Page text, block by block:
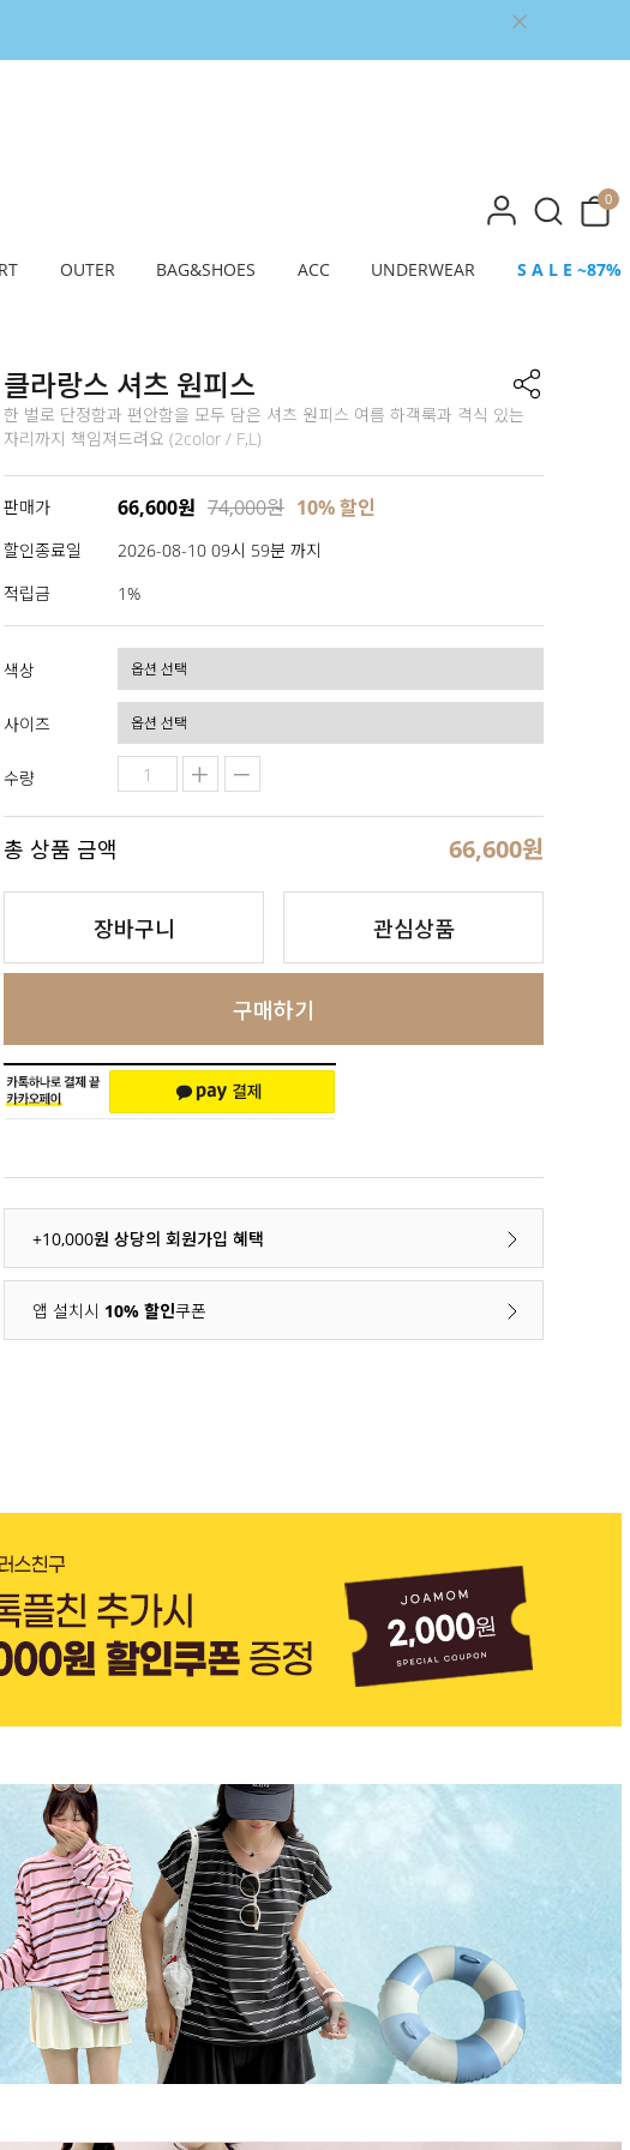
0
OUTER BAG&SHOES ACC UNDERWEAR S A L E ~87%
클라랑스 셔츠 원피스
한 벌로 단정함과 편안함을 모두 담은 셔츠 원피스 여름 하객룩과 격식 있는
자리까지 책임져드려요 (2color / F,L)
판매가 66,600원 74,000원 10% 할인
할인종료일
2026-08-10 09시 59분 까지
적립금
1%
색상
사이즈
수량
총 상품 금액 66,600원
장바구니 관심상품
구매하기
+10,000원 상당의 회원가입 혜택
앱 설치시 10% 할인쿠폰